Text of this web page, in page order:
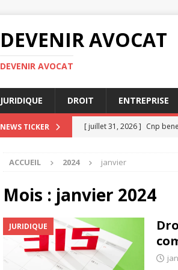
DEVENIR AVOCAT
DEVENIR AVOCAT
JURIDIQUE DROIT ENTREPRISE
NEWS TICKER [ juillet 31, 2026 ] Cnp
travail
DROIT
[ juillet 23, 2026 ]
[ août 4, 2026 ]
ACCUEIL 2024 janvier
Mois : janvier 2024
JURIDIQUE